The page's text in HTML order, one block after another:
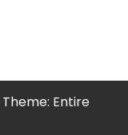
Theme: Entire